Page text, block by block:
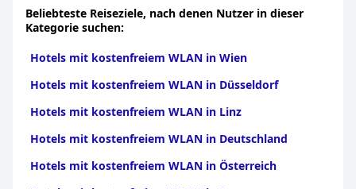
Bayern | Hotels mit kostenfreiem WLAN in Baden
Württemberg | Hotels mit kostenfreiem WLAN in
Rheinland Pfalz | Hotels mit kostenfreiem WLAN in
Hessen | Hotels mit kostenfreiem WLAN in Sachsen-
|
Hotels mit kostenfreiem WLAN in
Brandenburg | Hotels mit kostenfreiem WLAN in
Thüringen
|
Hotels mit kostenfreiem WLAN in
Berlin | Hotels mit kostenfreiem WLAN im
Saarland
| Hotels mit kostenfreiem WLAN in
Hamburg | Hotels mit kostenfreiem WLAN in
Beliebteste Reiseziele, nach denen Nutzer in dieser
Kategorie suchen:
Hotels mit kostenfreiem WLAN in Wien
Hotels mit kostenfreiem WLAN in Düsseldorf
Hotels mit kostenfreiem WLAN in Linz
Hotels mit kostenfreiem WLAN in Deutschland
Hotels mit kostenfreiem WLAN in Österreich